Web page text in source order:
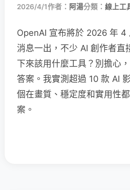
2026/4/1作者： 阿湯分類： 線上工
OpenAI 宣布將於 2026 年 4
消息一出，不少 AI 創作者直
下來該用什麼工具？別擔心
答案。我實測超過 10 款 AI
個在畫質、穩定度和實用性
案。